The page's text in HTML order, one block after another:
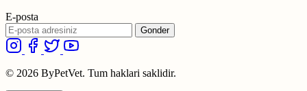
E-posta
Gonder
© 2026 ByPetVet. Tum haklari saklidir.